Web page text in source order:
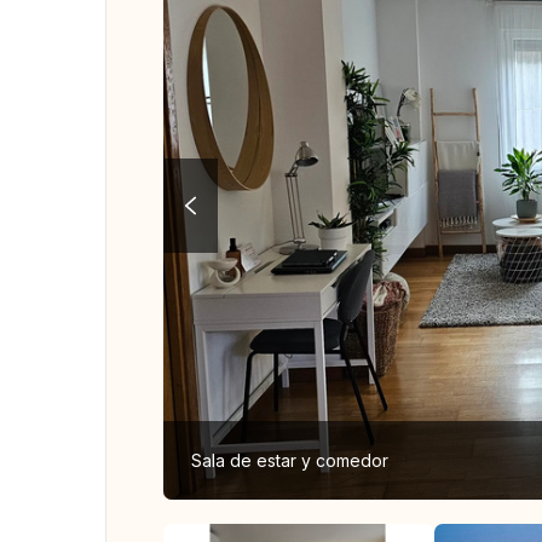
Sala de estar y comedor